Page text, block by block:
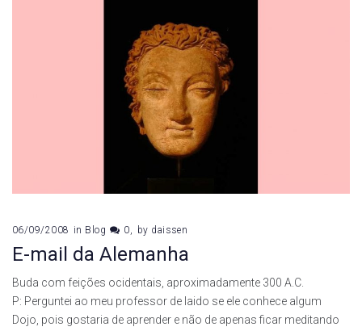
06/09/2008 in Blog 0 by daissen
E-mail da Alemanha
Buda com feições ocidentais, aproximadamente 300 A.C.
P: Perguntei ao meu professor de Iaido se ele conhece algum
Dojo, pois gostaria de aprender e não de apenas ficar meditando